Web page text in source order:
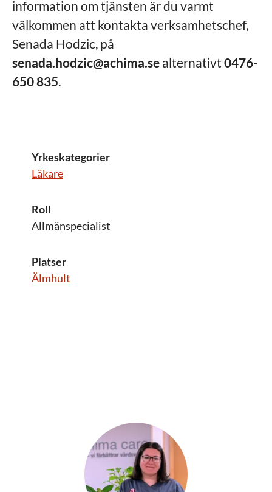
information om tjänsten är du varmt
välkommen att kontakta verksamhetschef,
Senada Hodzic, på
senada.hodzic@achima.se alternativt 0476-
650 835.
Yrkeskategorier
Läkare
Roll
Allmänspecialist
Platser
Älmhult